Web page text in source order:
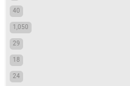
40
1,050
29
18
24